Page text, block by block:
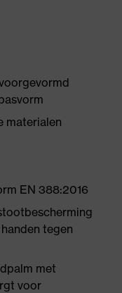
materialen
EN 388:2016
tegen
met
voor